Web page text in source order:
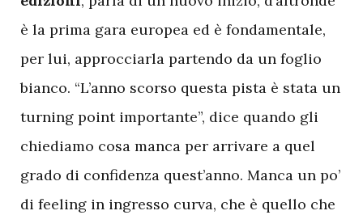
è la prima gara europea ed è fondamentale,
per lui, approcciarla partendo da un foglio
bianco. “L’anno scorso questa pista è stata un
turning point importante”, dice quando gli
chiediamo cosa manca per arrivare a quel
grado di confidenza quest’anno. Manca un po’
di feeling in ingresso curva, che è quello che